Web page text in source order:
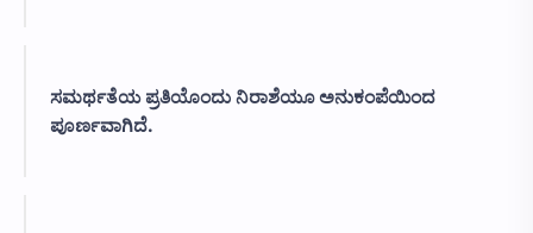
ಸಮರ್ಥತೆಯ ಪ್ರತಿಯೊಂದು ನಿರಾಶೆಯೂ ಅನುಕಂಪೆಯಿಂದ
ಪೂರ್ಣವಾಗಿದೆ.